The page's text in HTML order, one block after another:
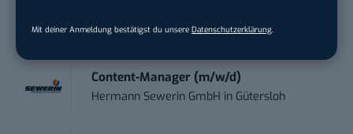
Mit deiner Anmeldung bestätigst du unsere Datenschutzerklärung
meap GmbHinWitten
Content-Manager (m/w/d)
Hermann Sewerin GmbH in Gütersloh